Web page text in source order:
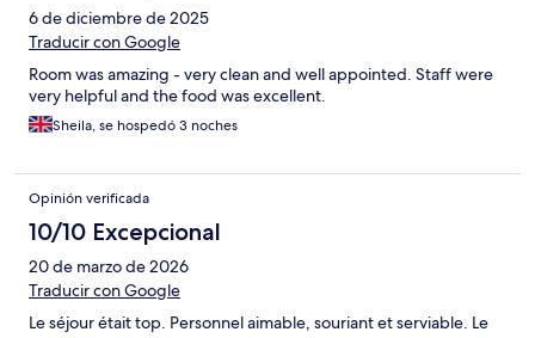
6 de diciembre de 2025
Traducir con Google
Room was amazing - very clean and well appointed. Staff were
very helpful and the food was excellent.
Sheila, se hospedó 3 noches
Opinión verificada
10/10 Excepcional
20 de marzo de 2026
Traducir con Google
Le séjour était top. Personnel aimable, souriant et serviable. Le